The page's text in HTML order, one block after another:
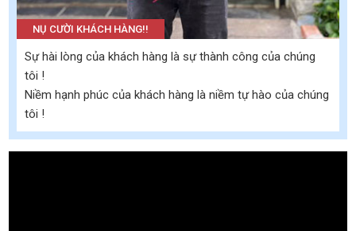
NỤ CƯỜI KHÁCH HÀNG!!
Sự hài lòng của khách hàng là sự thành công của chúng
tôi !
Niềm hạnh phúc của khách hàng là niềm tự hào của chúng
tôi !